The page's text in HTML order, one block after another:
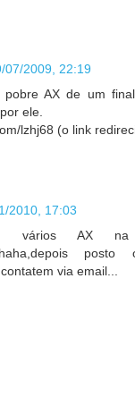
07/2009, 22:19
pobre AX de um
ele.
lzhj68 (o link
2010, 17:03
vários AX na
via email...